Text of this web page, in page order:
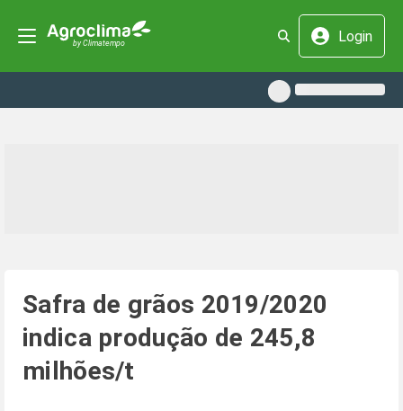
Login
Safra de grãos 2019/2020
indica produção de 245,8
milhões/t